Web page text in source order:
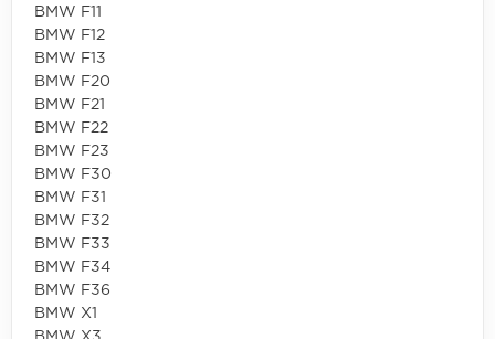
BMW F11
BMW F12
BMW F13
BMW F20
BMW F21
BMW F22
BMW F23
BMW F30
BMW F31
BMW F32
BMW F33
BMW F34
BMW F36
BMW X1
BMW X3